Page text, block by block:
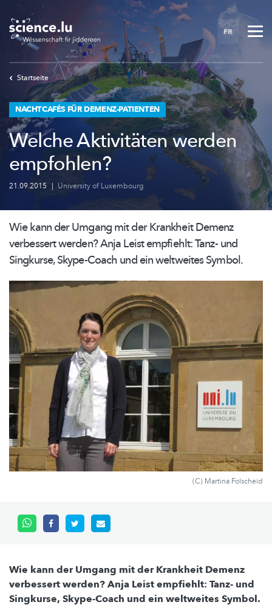
to
main
content
FR
Startseite
NACHTCAFÉS FÜR DEMENZ-PATIENTEN
Welche Aktivitäten werden
empfohlen?
21.09.2015 | University of Luxembourg
Wie kann der Umgang mit der Krankheit Demenz
verbessert werden? Anja Leist empfiehlt: Tanz- und
Singkurse, Skype-Coach und ein weltweites Symbol.
(C) Martina Folscheid
Wie kann der Umgang mit der Krankheit Demenz
verbessert werden? Anja Leist empfiehlt: Tanz- und
Singkurse, Skype-Coach und ein weltweites Symbol.